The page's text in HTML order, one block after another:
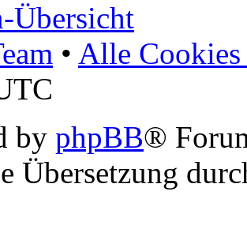
Übersicht
• Alle Cookies
by phpBB®
Übersetzung